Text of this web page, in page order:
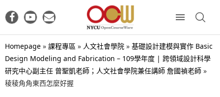
Homepage » 課程專區 » 人文社會學院 » 基礎設計建模與實作 Basic
Design Modeling and Fabrication – 109學年度 | 跨領域設計科學
研究中心副主任 曾聖凱老師；人文社會學院兼任講師 詹國禎老師 »
稜稜角角東西怎麼好握